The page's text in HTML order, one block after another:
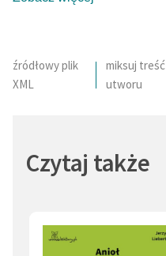
źródłowy plik
XML
miksuj treść
utworu
Czytaj także